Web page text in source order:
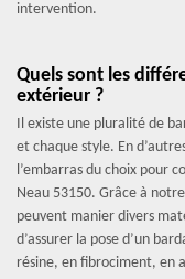
intervention.
Quels sont les
extérieur ?
Il existe une pluralité de
et chaque style. En
l’embarras du choix pour
Neau 53150. Grâce à
peuvent manier divers
d’assurer la pose d’un
résine, en fibrociment, en